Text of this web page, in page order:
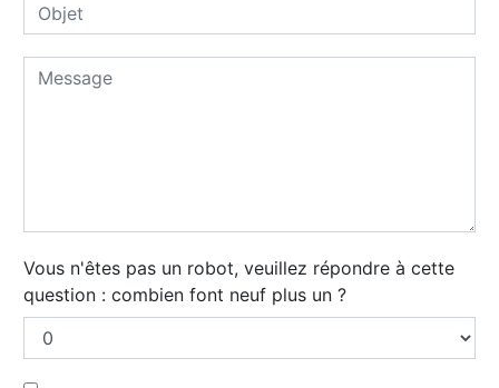
Vous n'êtes pas un robot, veuillez répondre à cette
question : combien font neuf plus un ?